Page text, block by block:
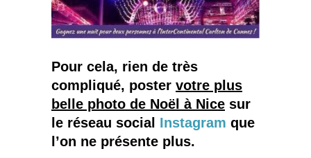
Pour cela, rien de très
compliqué, poster votre plus
belle photo de Noël à Nice sur
le réseau social Instagram que
l’on ne présente plus.